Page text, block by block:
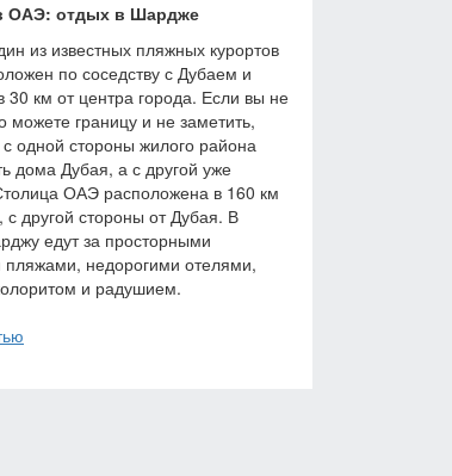
ОАЭ: отдых в Шардже
из известных пляжных курортов
по соседству с Дубаем и
30 км от центра города. Если вы не
можете границу и не заметить,
с одной стороны жилого района
дома Дубая, а с другой уже
ОАЭ расположена в 160 км
другой стороны от Дубая. В
едут за просторными
недорогими отелями,
и радушием.